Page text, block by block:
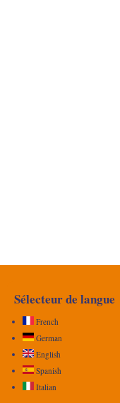
Sélecteur de langue
French
German
English
Spanish
Italian